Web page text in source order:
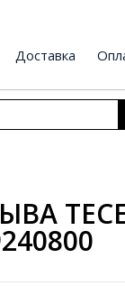
Доставка